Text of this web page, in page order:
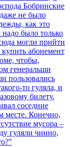
Бобринские
не было
как это
было только
могли прийти
абонемент
чтобы,
генеральши
пользовались
то гуляла, и
билету.
соседние
месте. Конечно,
мусора –
гуляли чинно,